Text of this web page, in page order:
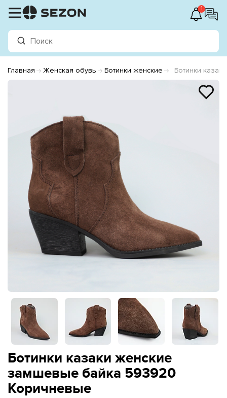
1
Главная Женская обувь Ботинки женские Ботинки
Ботинки казаки женские
замшевые байка 593920
Коричневые